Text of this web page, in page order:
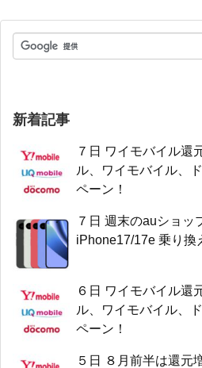
新着記事
７日 ワイモバイル還
ル、ワイモバイル、
ペーン！
７日 週末のauショッ
iPhone17/17e 乗り換
６日 ワイモバイル還
ル、ワイモバイル、
ペーン！
５日 ８月前半は還元